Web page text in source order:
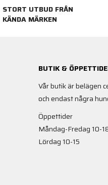
STORT UTBUD FRÅN
KÄNDA MÄRKEN
BUTIK &
Vår butik är belägen
och endast några
Öppettider
Måndag-Fredag 10-
Lördag 10-15